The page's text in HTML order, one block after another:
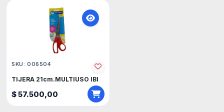
SKU: 006504
TIJERA 21cm.MULTIUSO IBI
$ 57.500,00